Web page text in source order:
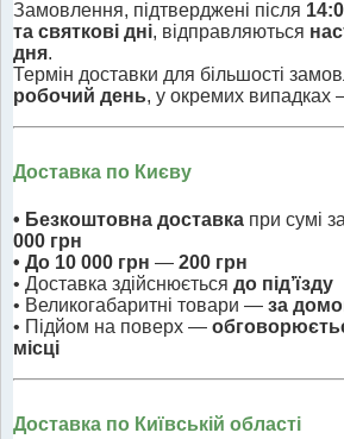
Замовлення, підтверджені після
та святкові дні, відправляються
дня.
Термін доставки для більшості
робочий день, у окремих випадках
Доставка по Києву
• Безкоштовна доставка при сумі
000 грн
• До 10 000 грн — 200 грн
• Доставка здійснюється до під’їзду
• Великогабаритні товари — за
• Підйом на поверх —
місці
Доставка по Київській області